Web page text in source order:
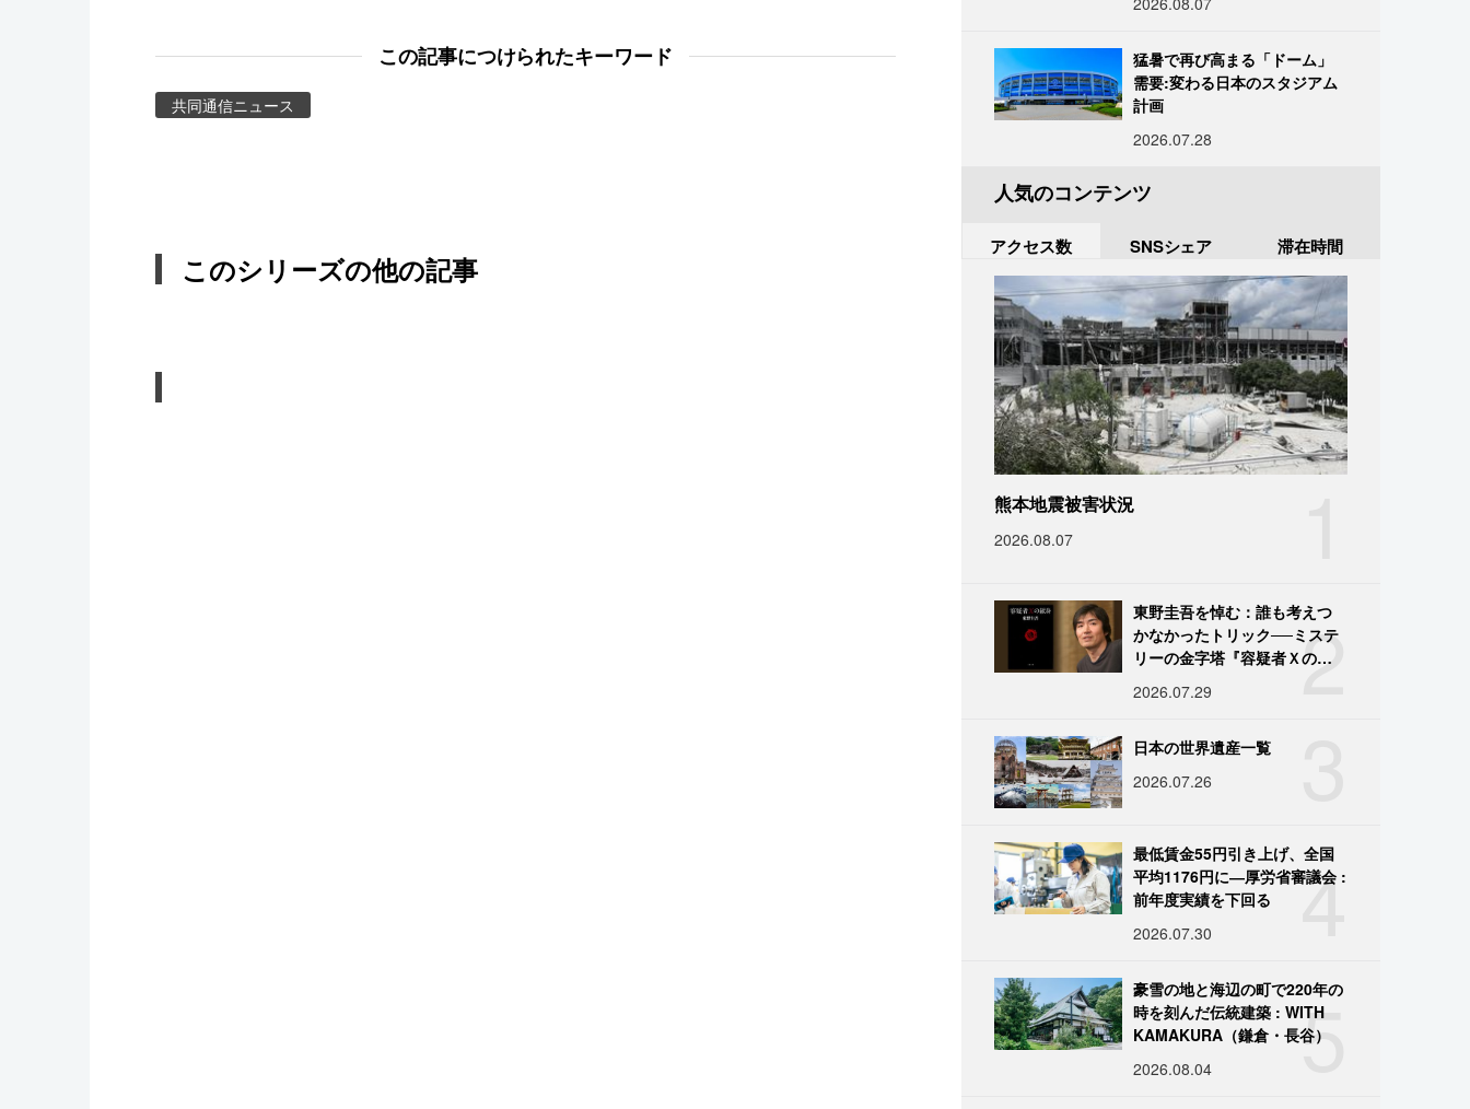
この記事につけられたキーワード
共同通信ニュース
このシリーズの他の記事
猛暑で再び高まる「ドーム」
需要:変わる日本のスタジアム
計画
2026.07.28
人気のコンテンツ
アクセス数 SNSシェア 滞在時間
熊本地震被害状況
2026.08.07
2
東野圭吾を悼む：誰も考えつ
かなかったトリック──ミステ
リーの金字塔『容疑者Ｘの献
2026.07.29
日本の世界遺産一覧
2026.07.26
4
最低賃金55円引き上げ、全国
平均1176円に―厚労省審議会 :
前年度実績を下回る
2026.07.30
5
豪雪の地と海辺の町で220年の
時を刻んだ伝統建築 : WITH
KAMAKURA（鎌倉・長谷）
2026.08.04